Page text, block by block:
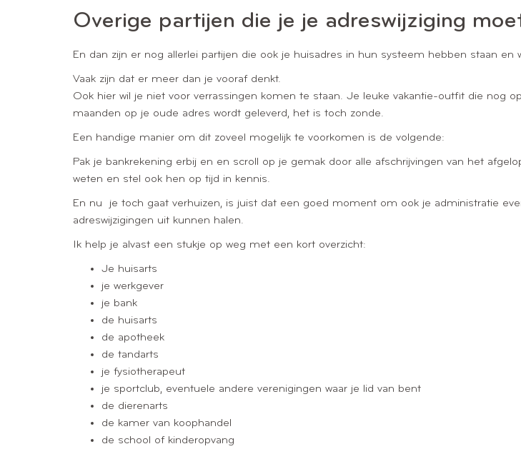
Overige partijen die je je adreswijziging
En dan zijn er nog allerlei partijen die ook je huisadres in hun systeem hebben staan
Vaak zijn dat er meer dan je vooraf denkt.
Ook hier wil je niet voor verrassingen komen te staan. Je leuke vakantie-outfit die nog
maanden op je oude adres wordt geleverd, het is toch zonde.
Een handige manier om dit zoveel mogelijk te voorkomen is de volgende:
Pak je bankrekening erbij en en scroll op je gemak door alle afschrijvingen van het
weten en stel ook hen op tijd in kennis.
En nu je toch gaat verhuizen, is juist dat een goed moment om ook je administratie
adreswijzigingen uit kunnen halen.
Ik help je alvast een stukje op weg met een kort overzicht:
Je huisarts
je werkgever
je bank
de huisarts
de apotheek
de tandarts
je fysiotherapeut
je sportclub, eventuele andere verenigingen waar je lid van bent
de dierenarts
de kamer van koophandel
de school of kinderopvang